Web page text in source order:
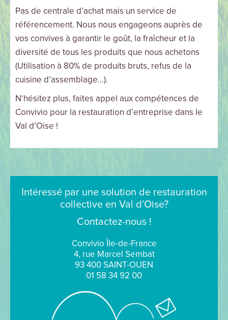
Pas de centrale d’achat mais un service de
référencement. Nous nous engageons auprès de
vos convives à garantir le goût, la fraîcheur et la
diversité de tous les produits que nous achetons
(Utilisation à 80% de produits bruts, refus de la
cuisine d’assemblage...).
N‘hésitez plus, faites appel aux compétences de
Convivio pour la restauration d’entreprise dans le
Val d’Oise !
Intéressé par une solution de restauration
collective en Val d'Oise?
Contactez-nous !
Convivio Île-de-France
4, rue Marcel Sembat
93 400 SAINT-OUEN
01 58 34 92 00